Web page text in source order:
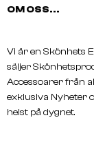
OM OSS...
Vi är en Skönhets
säljer
Accessoarer från
exklusiva Nyheter
helst på dygnet.